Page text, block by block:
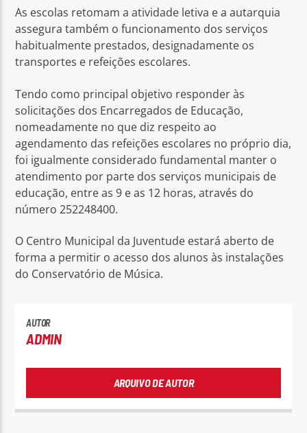
As escolas retomam a atividade letiva e a autarquia
assegura também o funcionamento dos serviços
habitualmente prestados, designadamente os
transportes e refeições escolares.
Tendo como principal objetivo responder às
solicitações dos Encarregados de Educação,
nomeadamente no que diz respeito ao
agendamento das refeições escolares no próprio dia,
foi igualmente considerado fundamental manter o
atendimento por parte dos serviços municipais de
educação, entre as 9 e as 12 horas, através do
número 252248400.
O Centro Municipal da Juventude estará aberto de
forma a permitir o acesso dos alunos às instalações
do Conservatório de Música.
AUTOR
ADMIN
ARQUIVO DE AUTOR